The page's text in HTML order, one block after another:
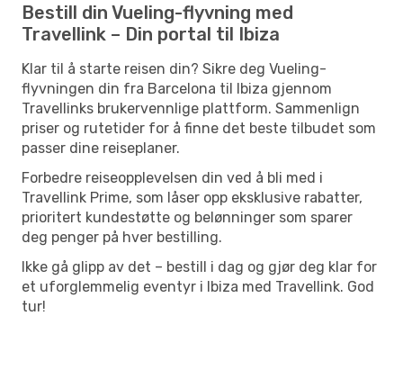
Bestill din Vueling-flyvning med
Travellink – Din portal til Ibiza
Klar til å starte reisen din? Sikre deg Vueling-
flyvningen din fra Barcelona til Ibiza gjennom
Travellinks brukervennlige plattform. Sammenlign
priser og rutetider for å finne det beste tilbudet som
passer dine reiseplaner.
Forbedre reiseopplevelsen din ved å bli med i
Travellink Prime, som låser opp eksklusive rabatter,
prioritert kundestøtte og belønninger som sparer
deg penger på hver bestilling.
Ikke gå glipp av det – bestill i dag og gjør deg klar for
et uforglemmelig eventyr i Ibiza med Travellink. God
tur!